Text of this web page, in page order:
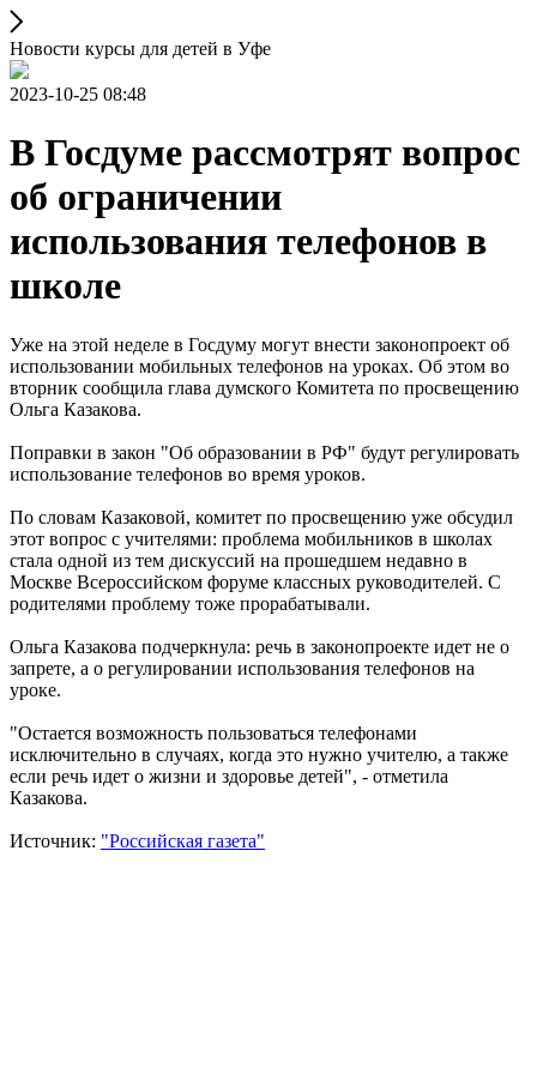
Новости курсы для детей в Уфе
2023-10-25 08:48
В Госдуме рассмотрят вопрос
об ограничении
использования телефонов в
школе
Уже на этой неделе в Госдуму могут внести законопроект об
использовании мобильных телефонов на уроках. Об этом во
вторник сообщила глава думского Комитета по просвещению
Ольга Казакова.
Поправки в закон "Об образовании в РФ" будут регулировать
использование телефонов во время уроков.
По словам Казаковой, комитет по просвещению уже обсудил
этот вопрос с учителями: проблема мобильников в школах
стала одной из тем дискуссий на прошедшем недавно в
Москве Всероссийском форуме классных руководителей. С
родителями проблему тоже прорабатывали.
Ольга Казакова подчеркнула: речь в законопроекте идет не о
запрете, а о регулировании использования телефонов на
уроке.
"Остается возможность пользоваться телефонами
исключительно в случаях, когда это нужно учителю, а также
если речь идет о жизни и здоровье детей", - отметила
Казакова.
Источник: "Российская газета"